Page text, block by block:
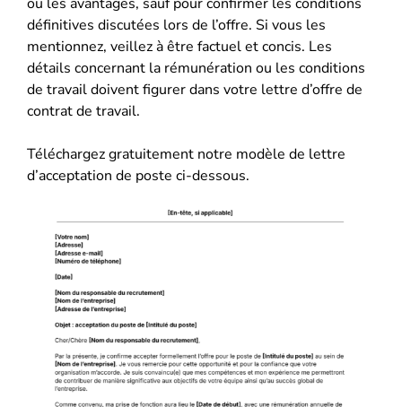
définitives discutées lors de l’offre. Si vous les
mentionnez, veillez à être factuel et concis. Les
détails concernant la rémunération ou les conditions
de travail doivent figurer dans votre lettre d’offre de
contrat de travail.
Téléchargez gratuitement notre modèle de lettre
d’acceptation de poste ci-dessous.